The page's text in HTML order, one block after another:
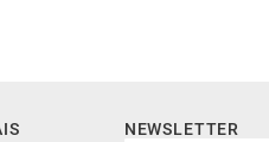
NEWSLETTER